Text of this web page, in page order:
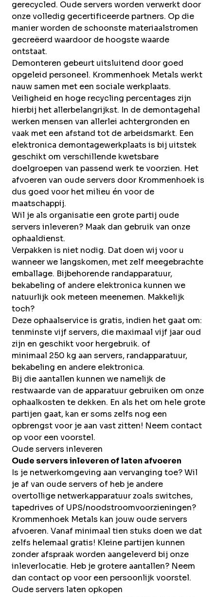
gerecycled. Oude servers worden verwerkt door
onze volledig gecertificeerde partners. Op die
manier worden de schoonste materiaalstromen
gecreëerd waardoor de hoogste waarde
ontstaat.
Demonteren gebeurt uitsluitend door goed
opgeleid personeel. Krommenhoek Metals werkt
nauw samen met een sociale werkplaats.
Veiligheid en hoge recycling percentages zijn
hierbij het allerbelangrijkst. In de demontagehal
werken mensen van allerlei achtergronden en
vaak met een afstand tot de arbeidsmarkt. Een
elektronica demontagewerkplaats is bij uitstek
geschikt om verschillende kwetsbare
doelgroepen van passend werk te voorzien. Het
afvoeren van oude servers door Krommenhoek is
dus goed voor het milieu én voor de
maatschappij.
Wil je als organisatie een grote partij oude
servers inleveren? Maak dan gebruik van onze
ophaaldienst.
Verpakken is niet nodig. Dat doen wij voor u
wanneer we langskomen, met zelf meegebrachte
emballage. Bijbehorende randapparatuur,
bekabeling of andere elektronica kunnen we
natuurlijk ook meteen meenemen. Makkelijk
toch?
Deze ophaalserviceis gratis, indien het gaat om:
tenminste vijf servers, die maximaal vijf jaar oud
zijn en geschikt voor hergebruik. of
minimaal 250 kg aan servers, randapparatuur,
bekabeling en andere elektronica.
Bij die aantallen kunnen we namelijk de
restwaarde van de apparatuur gebruiken om onze
ophaalkosten te dekken. En als het om hele grote
partijen gaat, kan er soms zelfs nog een
opbrengst voor je aan vast zitten! Neem contact
op voor een voorstel.
Oude servers inleveren
Oude servers inleveren of laten afvoeren
Is je netwerkomgeving aan vervanging toe? Wil
je af van oude servers of heb je andere
overtollige netwerkapparatuur zoals switches,
tapedrives of UPS/noodstroomvoorzieningen?
Krommenhoek Metals kan jouw oude servers
afvoeren. Vanaf minimaal tien stuks doen we dat
zelfs helemaal gratis! Kleine partijen kunnen
zonder afspraak worden aangeleverd bij onze
inleverlocatie. Heb je grotere aantallen? Neem
dan contact op voor een persoonlijk voorstel.
Oude servers laten opkopen